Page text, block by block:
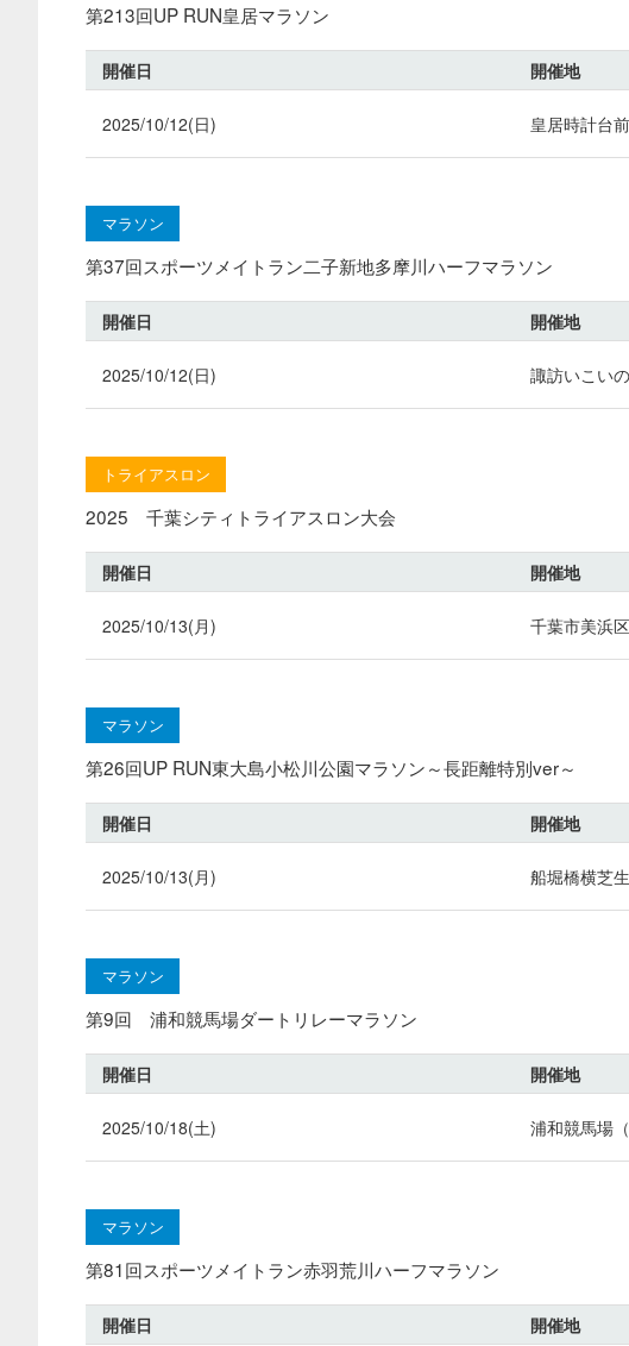
第213回UP RUN皇居マラソン
開催日 開催地
2025/10/12(日) 皇居時計台
マラソン
第37回スポーツメイトラン二子新地多摩川ハーフマラソン
開催日 開催地
2025/10/12(日) 諏訪いこい
トライアスロン
2025 千葉シティトライアスロン大会
開催日 開催地
2025/10/13(月) 千葉市美浜
マラソン
第26回UP RUN東大島小松川公園マラソン～長距離特別ver～
開催日 開催地
2025/10/13(月) 船堀橋横芝
マラソン
第9回 浦和競馬場ダートリレーマラソン
開催日 開催地
2025/10/18(土) 浦和競馬場
マラソン
第81回スポーツメイトラン赤羽荒川ハーフマラソン
開催日 開催地